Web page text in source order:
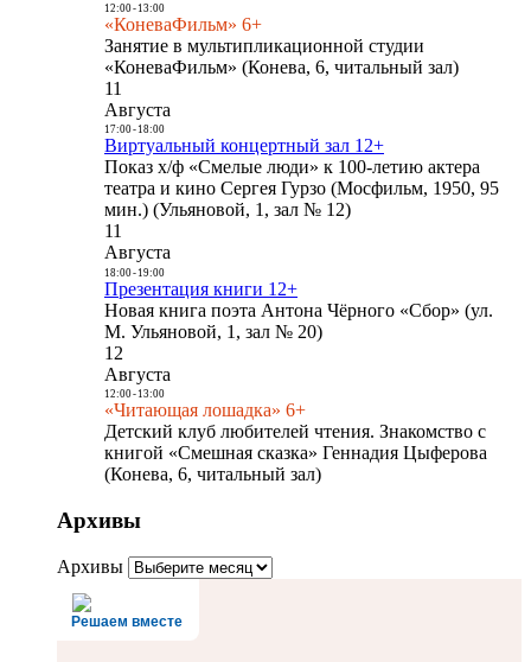
12:00- 13:00
«КоневаФильм» 6+
Занятие в мультипликационной студии
«КоневаФильм» (Конева, 6, читальный зал)
11
Августа
17:00- 18:00
Виртуальный концертный зал 12+
Показ х/ф «Смелые люди» к 100-летию актера
театра и кино Сергея Гурзо (Мосфильм, 1950, 95
мин.) (Ульяновой, 1, зал № 12)
11
Августа
18:00- 19:00
Презентация книги 12+
Новая книга поэта Антона Чёрного «Сбор» (ул.
М. Ульяновой, 1, зал № 20)
12
Августа
12:00- 13:00
«Читающая лошадка» 6+
Детский клуб любителей чтения. Знакомство с
книгой «Смешная сказка» Геннадия Цыферова
(Конева, 6, читальный зал)
Архивы
Архивы
Решаем вместе